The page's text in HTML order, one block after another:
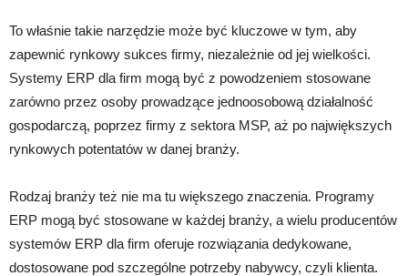
To właśnie takie narzędzie może być kluczowe w tym, aby
zapewnić rynkowy sukces firmy, niezależnie od jej wielkości.
Systemy ERP dla firm mogą być z powodzeniem stosowane
zarówno przez osoby prowadzące jednoosobową działalność
gospodarczą, poprzez firmy z sektora MSP, aż po największych
rynkowych potentatów w danej branży.
Rodzaj branży też nie ma tu większego znaczenia. Programy
ERP mogą być stosowane w każdej branży, a wielu producentów
systemów ERP dla firm oferuje rozwiązania dedykowane,
dostosowane pod szczególne potrzeby nabywcy, czyli klienta.